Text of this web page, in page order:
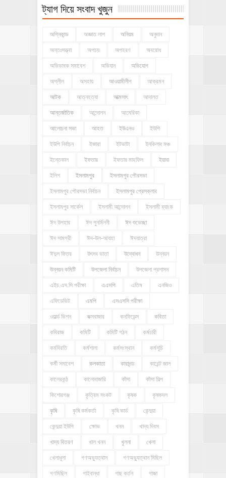
ট্যাগ দিয়ে সংবাদ খুজুন
অগ্নিকান্ড অজ্ঞাত লাশ অনিয়ম অনুদান
অন্তঃসত্ত্বা অপচয় অপহরণ অবরোধ
অভিভাবক সমাবেশ অভিযান অভিযোগ
অশ্লীল অসহায় আওয়ামীলীগ আক্রমন
আটক আত্নহত্যা আত্মসাৎ আদালত
আন্তর্জাতিক আন্দোলন আমেরিকা
আলোচনা সভা আহত ইউএনও ইউপি
ইউপি নির্বাচন ইজারা ইটভাটা ইনকিলাব মঞ্চ
ইন্তেকাল ইফতার ইফতার মাহফিল ইয়াবা
ইলিশ ইসলামপুর ইসলামপুর পৌরসভা
ইসলামপুর পৌরসভা নির্বাচন ইসলামপুর প্রেসক্লাব
ইসলামপুর সার্কেল ইসলামী আন্দোলন ইসলামী ব্যাংক
ঈদ উপহার ঈদ পুনর্মিলনী ঈদ শুভেচ্ছা
ঈদ সামগ্রী ঈদ-উল-আযহা ঈদযাত্রা
ঈদুল ফিতর উৎসব ভাতা উদ্বোধন উন্নয়ন
উন্নয়ন কমিটি উপজেলা নির্বাচন উপজেলা প্রশাসন
এইচ.এস.সি পরীক্ষা এএসপি এতিম এনজিও
এফিডেভিট এমপি এসএসসি পরীক্ষা
ওয়ার্ল্ড ভিশন কক্সবাজার কনফিডেন্স কবিতা
কবিরাজ কমিটি কমিটি গঠন কর্মচারী
কর্মবিরতি কর্মশালা কর্মসংস্থান কর্মসূচি
কর্মী সমাবেশ কলকাতা কারাদন্ড কারেন্ট জাল
কালেরকন্ঠ কালোবাজারি কাঁসা কাঁসা শিল্প
কিশোরগঞ্জ কৃত্রিম সংকট কৃষক কৃষকদল
কৃষি কৃষি কর্মকর্তা কৃষি কার্ড কেন্দুয়া
কেন্দুয়া ইউপি ক্ষোভ খনন খাদ্য দিবস
খাদ্য বিতরণ খাল খনন খুলনা খেলা
খেলাধূলা গণঅভ্যুত্থান গণঅভ্যুত্থান মিছিল
গণমিছিল গাইবান্ধা গাছ কর্তন গাজা